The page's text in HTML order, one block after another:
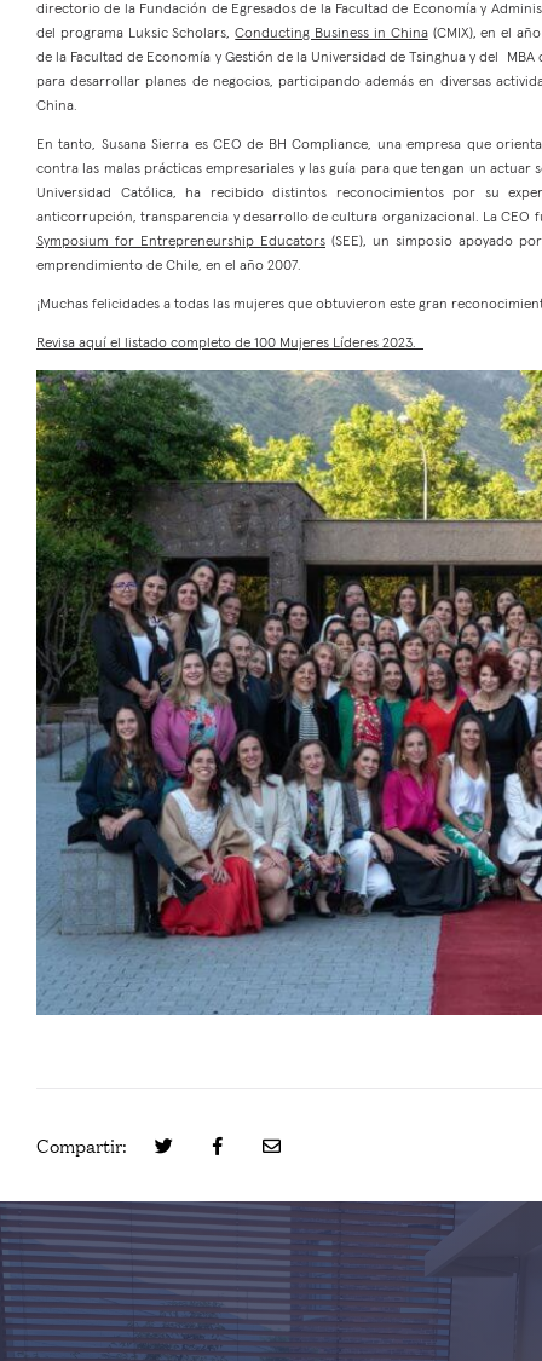
directorio de la Fundación de Egresados de la Facultad de Economía y
del programa Luksic Scholars,Conducting Business in China(CMIX), en el
de la Facultad de Economía y Gestión de la Universidad de Tsinghua y del
para desarrollar planes de negocios, participando además en diversas
China.
En tanto, Susana Sierra es CEO de BH Compliance, una empresa que
contra las malas prácticas empresariales y las guía para que tengan un actuar
Universidad Católica, ha recibido distintos reconocimientos por su
anticorrupción, transparencia y desarrollo de cultura organizacional. La CEO
Symposium for Entrepreneurship Educators (SEE), un simposio apoyado
emprendimiento de Chile, en el año 2007.
¡Muchas felicidades a todas las mujeres que obtuvieron este gran
Revisa aquí el listado completo de 100 Mujeres Líderes 2023.
Compartir: